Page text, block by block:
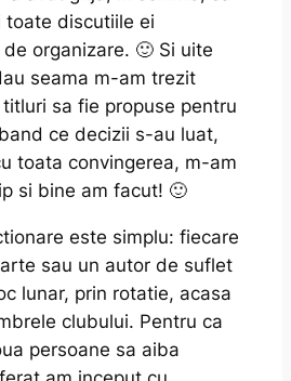
discutiile ei
organizare. 🙂 Si uite
seama m-am trezit
sa fie propuse pentru
ce decizii s-au luat,
toata convingerea, m-am
si bine am facut! 🙂
este simplu: fiecare
sau un autor de suflet
lunar, prin rotatie, acasa
clubului. Pentru ca
persoane sa aiba